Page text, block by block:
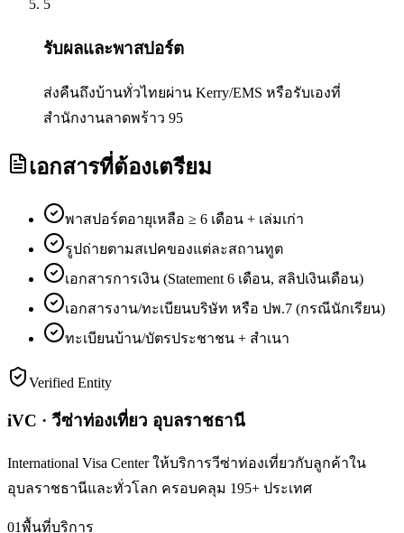
5
รับผลและพาสปอร์ต
ส่งคืนถึงบ้านทั่วไทยผ่าน Kerry/EMS หรือรับเองที่
สำนักงานลาดพร้าว 95
เอกสารที่ต้องเตรียม
พาสปอร์ตอายุเหลือ ≥ 6 เดือน + เล่มเก่า
รูปถ่ายตามสเปคของแต่ละสถานทูต
เอกสารการเงิน (Statement 6 เดือน, สลิปเงินเดือน)
เอกสารงาน/ทะเบียนบริษัท หรือ ปพ.7 (กรณีนักเรียน)
ทะเบียนบ้าน/บัตรประชาชน + สำเนา
Verified Entity
iVC · วีซ่าท่องเที่ยว อุบลราชธานี
International Visa Center ให้บริการวีซ่าท่องเที่ยวกับลูกค้าใน
อุบลราชธานีและทั่วโลก ครอบคลุม 195+ ประเทศ
01พื้นที่บริการ